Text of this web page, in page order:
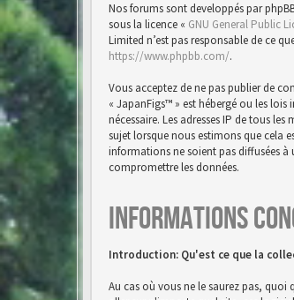
Nos forums sont developpés par
sous la licence « GNU General Public
Limited n’est pas responsable de ce
https://www.phpbb.com/.
Vous acceptez de ne pas publier de
« JapanFigs™ » est hébergé ou les
nécessaire. Les adresses IP de tous
sujet lorsque nous estimons que cela
informations ne soient pas diffusées à
compromettre les données.
Informations
Introduction: Qu'est ce que la
Au cas où vous ne le saurez pas,